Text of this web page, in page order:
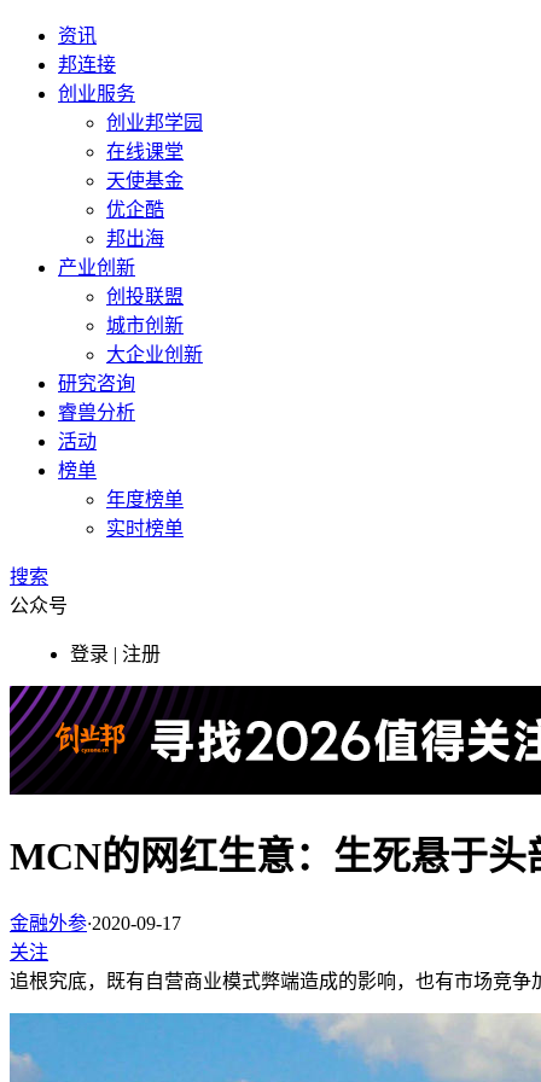
资讯
邦连接
创业服务
创业邦学园
在线课堂
天使基金
优企酷
邦出海
产业创新
创投联盟
城市创新
大企业创新
研究咨询
睿兽分析
活动
榜单
年度榜单
实时榜单
搜索
公众号
登录 | 注册
MCN的网红生意：生死悬于头
金融外参·2020-09-17
关注
追根究底，既有自营商业模式弊端造成的影响，也有市场竞争